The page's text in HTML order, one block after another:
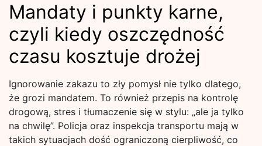
Mandaty i punkty karne,
czyli kiedy oszczędność
czasu kosztuje drożej
Ignorowanie zakazu to zły pomysł nie tylko dlatego,
że grozi mandatem. To również przepis na kontrolę
drogową, stres i tłumaczenie się w stylu: „ale ja tylko
na chwilę”. Policja oraz inspekcja transportu mają w
takich sytuacjach dość ograniczoną cierpliwość, co